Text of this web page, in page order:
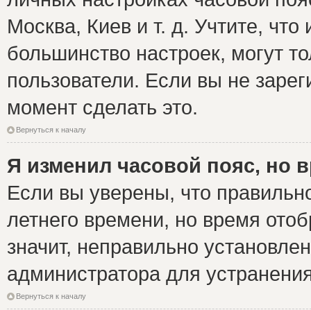
Москва, Киев и т. д. Учтите, что
большинство настроек, могут
пользователи. Если вы не
момент сделать это.
Вернуться к началу
Я изменил часовой пояс, но
Если вы уверены, что
летнего времени, но время
значит, неправильно
администратора для
Вернуться к началу